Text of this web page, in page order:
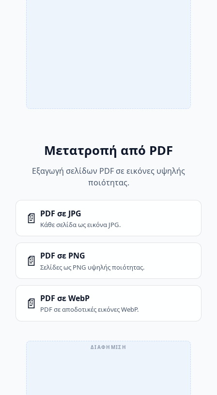
Μετατροπή από PDF
Εξαγωγή σελίδων PDF σε εικόνες υψηλής
ποιότητας.
📄 PDF σε JPG
Κάθε σελίδα ως εικόνα JPG.
📄 PDF σε PNG
Σελίδες ως PNG υψηλής ποιότητας.
📄 PDF σε WebP
PDF σε αποδοτικές εικόνες WebP.